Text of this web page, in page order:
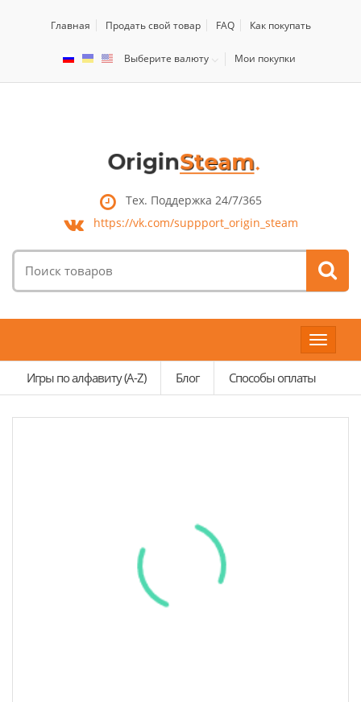
Главная Продать свой товар FAQ Как покупать
Выберите валюту Мои покупки
Тех. Поддержка 24/7/365
https://vk.com/suppport_origin_steam
товаров:
Toggle
Игры по алфавиту (A-Z)
Блог Способы оплаты